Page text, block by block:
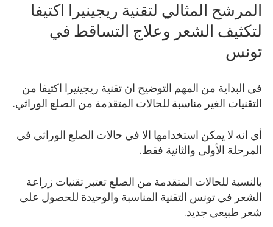
المرشح المثالي لتقنية ريجينيرا اكتيفا
لتكثيف الشعر وعلاج التساقط في
تونس
في البداية من المهم التوضيح ان تقنية ريجينيرا اكتيفا من
التقنيات الغير مناسبة للحالات المتقدمة من الصلع الوراثي.
أي انه لا يمكن استخدامها الا في حالات الصلع الوراثي في
المرحلة الأولى والثانية فقط.
بالنسبة للحالات المتقدمة من الصلع تعتبر تقنيات زراعة
الشعر في تونس التقنية المناسبة والوحيدة للحصول على
شعر طبيعي جديد.